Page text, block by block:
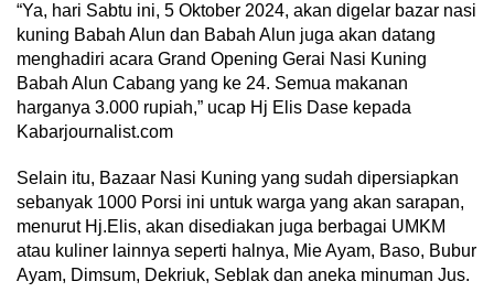
“Ya, hari Sabtu ini, 5 Oktober 2024, akan digelar bazar nasi
kuning Babah Alun dan Babah Alun juga akan datang
menghadiri acara Grand Opening Gerai Nasi Kuning
Babah Alun Cabang yang ke 24. Semua makanan
harganya 3.000 rupiah,” ucap Hj Elis Dase kepada
Kabarjournalist.com
Selain itu, Bazaar Nasi Kuning yang sudah dipersiapkan
sebanyak 1000 Porsi ini untuk warga yang akan sarapan,
menurut Hj.Elis, akan disediakan juga berbagai UMKM
atau kuliner lainnya seperti halnya, Mie Ayam, Baso, Bubur
Ayam, Dimsum, Dekriuk, Seblak dan aneka minuman Jus.